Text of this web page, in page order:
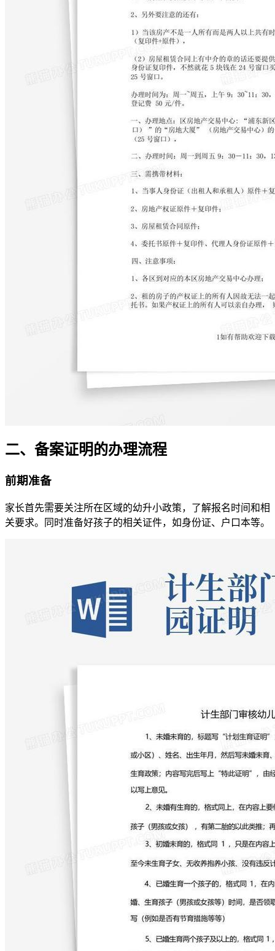
二、备案证明的办理流程
前期准备
家长首先需要关注所在区域的幼升小政策，了解报名时间和相
关要求。同时准备好孩子的相关证件，如身份证、户口本等。